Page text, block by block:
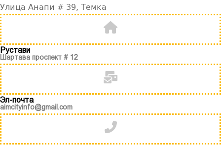
Улица Анапи # 39, Темка
Рустави
Шартава проспект # 12
Эл-почта
aimcityinfo@gmail.com